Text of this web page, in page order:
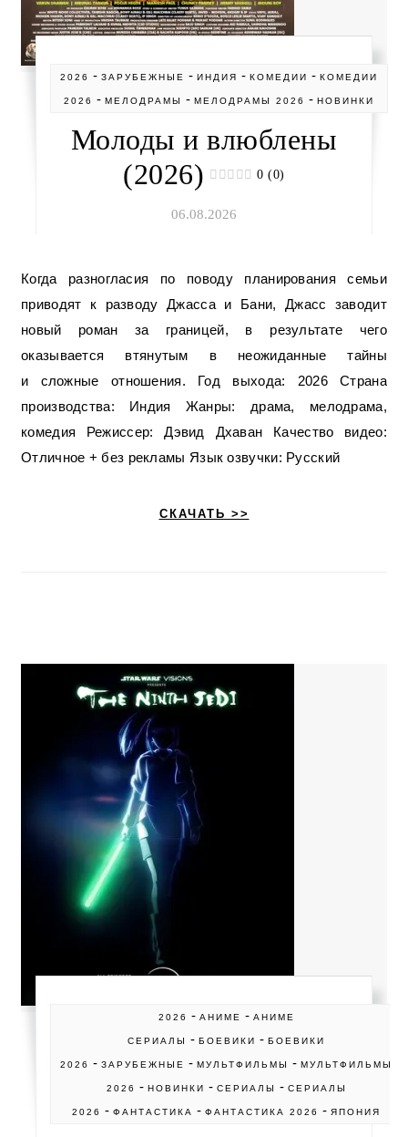
2026 -ЗАРУБЕЖНЫЕ -ИНДИЯ -КОМЕДИИ -КОМЕДИИ
2026 -МЕЛОДРАМЫ -МЕЛОДРАМЫ 2026 -НОВИНКИ
Молоды и влюблены
(2026)
0 (0)
06.08.2026
Когда разногласия по поводу планирования семьи
приводят к разводу Джасса и Бани, Джасс заводит
новый роман за границей, в результате чего
оказывается втянутым в неожиданные тайны
и сложные отношения. Год выхода: 2026 Страна
производства: Индия Жанры: драма, мелодрама,
комедия Режиссер: Дэвид Дхаван Качество видео:
Отличное + без рекламы Язык озвучки: Русский
СКАЧАТЬ >>
2026 - АНИМЕ - АНИМЕ
СЕРИАЛЫ -БОЕВИКИ -БОЕВИКИ
2026 -ЗАРУБЕЖНЫЕ -МУЛЬТФИЛЬМЫ -МУЛЬТФИЛЬМЫ
2026 - НОВИНКИ - СЕРИАЛЫ - СЕРИАЛЫ
2026 -ФАНТАСТИКА -ФАНТАСТИКА 2026 -ЯПОНИЯ